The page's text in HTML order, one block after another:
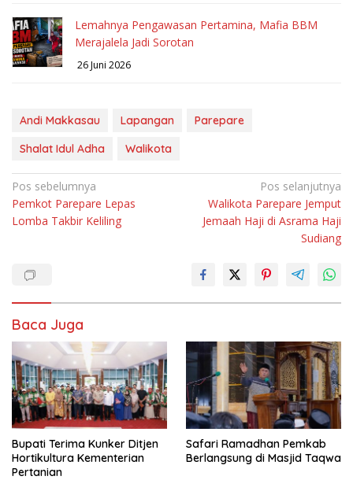
Lemahnya Pengawasan Pertamina, Mafia BBM
Merajalela Jadi Sorotan
26 Juni 2026
Andi Makkasau Lapangan
Parepare
Shalat Idul Adha
Walikota
Navigasi
pos
Pos sebelumnya
Pemkot Parepare Lepas
Lomba Takbir Keliling
Pos selanjutnya
Walikota Parepare Jemput
Jemaah Haji di Asrama Haji
Sudiang
Baca Juga
Bupati Terima Kunker Ditjen
Hortikultura Kementerian
Pertanian
Safari Ramadhan Pemkab
Berlangsung di Masjid Taqwa